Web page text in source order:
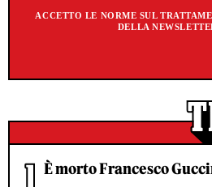
ACCETTO LE NORME SUL
DELLA
È morto Francesco